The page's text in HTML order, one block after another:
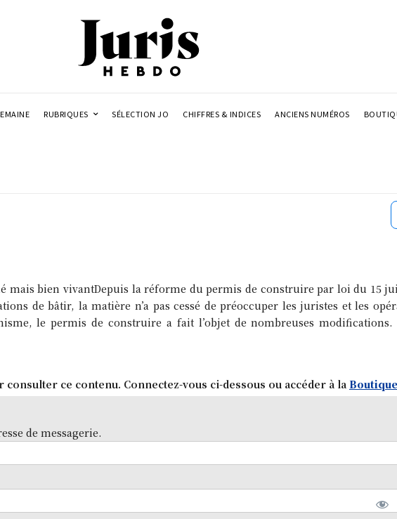
RUBRIQUES SÉLECTION JO CHIFFRES & INDICES ANCIENS NUMÉROS
mais bien vivantDepuis la réforme du permis de construire par loi du 15
de bâtir, la matière n’a pas cessé de préoccuper les juristes et les
le permis de construire a fait l’objet de nombreuses
ce contenu. Connectez-vous ci-dessous ou accéder à la Boutique
de messagerie.